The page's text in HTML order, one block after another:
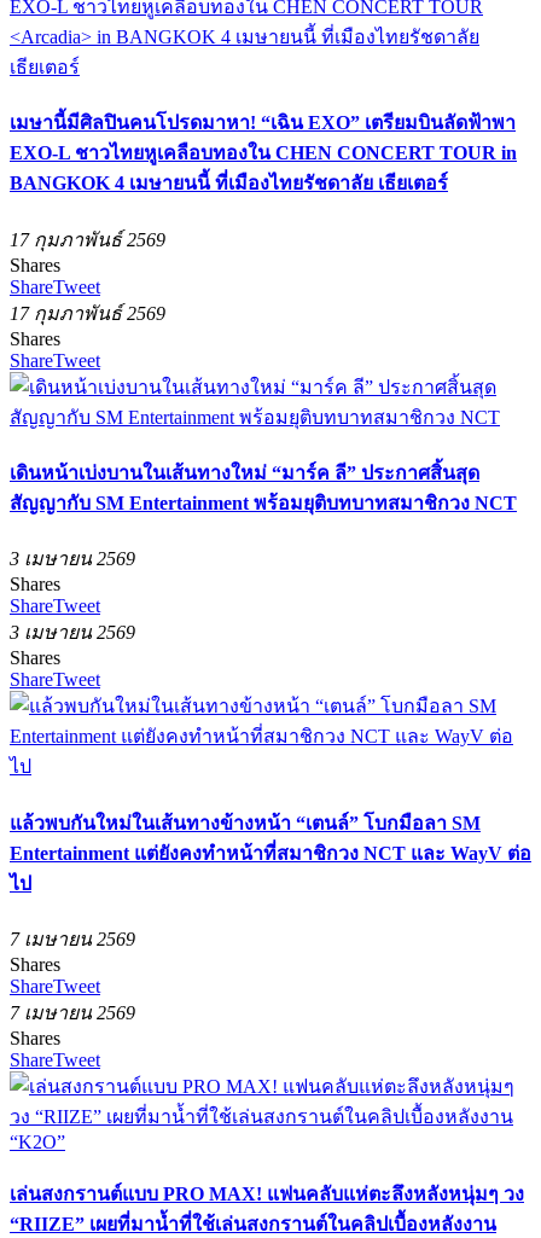
เมษานี้มีศิลปินคนโปรดมาหา! “เฉิน EXO” เตรียมบินลัดฟ้าพา
EXO-L ชาวไทยหูเคลือบทองใน CHEN CONCERT TOUR in
BANGKOK 4 เมษายนนี้ ที่เมืองไทยรัชดาลัย เธียเตอร์
17 กุมภาพันธ์ 2569
Shares
ShareTweet
17 กุมภาพันธ์ 2569
Shares
ShareTweet
เดินหน้าเบ่งบานในเส้นทางใหม่ “มาร์ค ลี” ประกาศสิ้นสุด
สัญญากับ SM Entertainment พร้อมยุติบทบาทสมาชิกวง NCT
3 เมษายน 2569
Shares
ShareTweet
3 เมษายน 2569
Shares
ShareTweet
แล้วพบกันใหม่ในเส้นทางข้างหน้า “เตนล์” โบกมือลา SM
Entertainment แต่ยังคงทำหน้าที่สมาชิกวง NCT และ WayV ต่อ
ไป
7 เมษายน 2569
Shares
ShareTweet
7 เมษายน 2569
Shares
ShareTweet
เล่นสงกรานต์แบบ PRO MAX! แฟนคลับแห่ตะลึงหลังหนุ่มๆ วง
“RIIZE” เผยที่มาน้ำที่ใช้เล่นสงกรานต์ในคลิปเบื้องหลังงาน